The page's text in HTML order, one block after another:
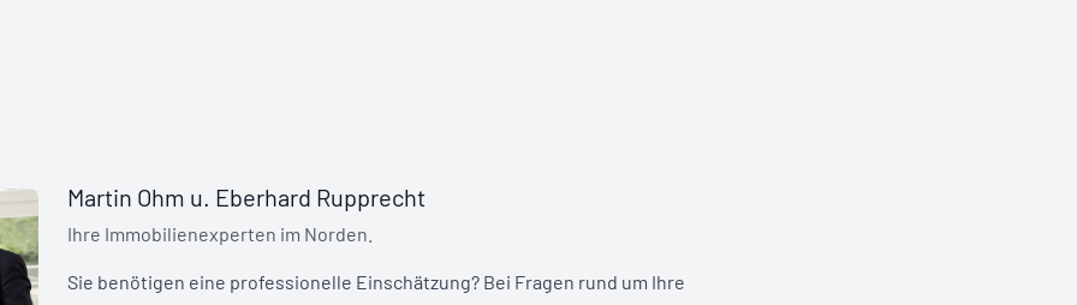
Martin Ohm u. Eberhard Rupprecht
Sie benötigen eine professionelle Einschätzung? Bei Fragen rund um Ihre